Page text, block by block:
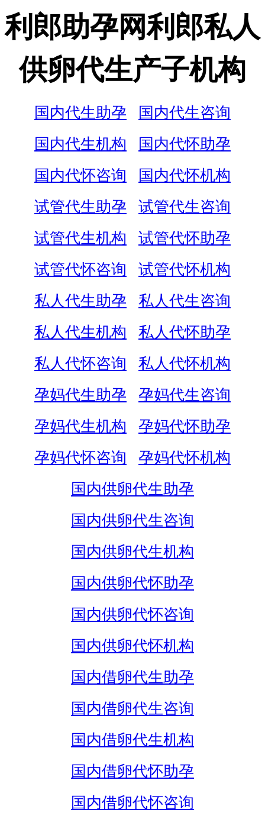
利郎助孕网利郎私人
供卵代生产子机构
国内代生助孕
国内代生咨询
国内代生机构
国内代怀助孕
国内代怀咨询
国内代怀机构
试管代生助孕
试管代生咨询
试管代生机构
试管代怀助孕
试管代怀咨询
试管代怀机构
私人代生助孕
私人代生咨询
私人代生机构
私人代怀助孕
私人代怀咨询
私人代怀机构
孕妈代生助孕
孕妈代生咨询
孕妈代生机构
孕妈代怀助孕
孕妈代怀咨询
孕妈代怀机构
国内供卵代生助孕
国内供卵代生咨询
国内供卵代生机构
国内供卵代怀助孕
国内供卵代怀咨询
国内供卵代怀机构
国内借卵代生助孕
国内借卵代生咨询
国内借卵代生机构
国内借卵代怀助孕
国内借卵代怀咨询